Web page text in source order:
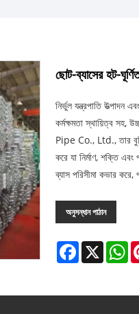
ছোট-ব্যাসের হট-
নির্ভুল যন্ত্রপাতি উত্পাদন
কর্মক্ষমতা স্থায়িত্ব সহ,
Pipe Co., Ltd., তার
করে যা নির্মাণ, শক্তি
ব্যাস পরিসীমা কভার
অনুসন্ধান পাঠান
Facebook
X